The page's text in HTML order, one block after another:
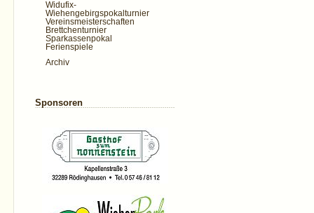
Widufix-
Wiehengebirgspokalturnier
Vereinsmeisterschaften
Brettchenturnier
Sparkassenpokal
Ferienspiele
Archiv
Sponsoren